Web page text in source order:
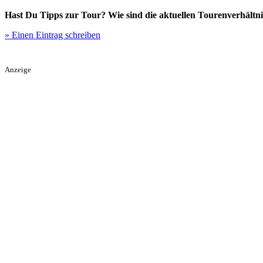
Hast Du Tipps zur Tour? Wie sind die aktuellen
» Einen Eintrag schreiben
Anzeige